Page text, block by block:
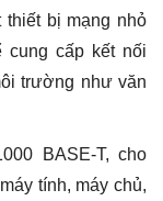
thiết bị mạng nhỏ
cung cấp kết nối
trường như văn
BASE-T, cho
tính, máy chủ,